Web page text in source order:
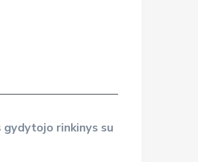
gydytojo rinkinys su